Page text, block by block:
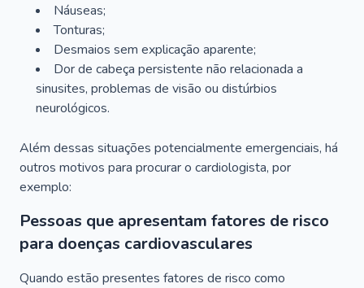
Náuseas;
Tonturas;
Desmaios sem explicação aparente;
Dor de cabeça persistente não relacionada a
sinusites, problemas de visão ou distúrbios
neurológicos.
Além dessas situações potencialmente emergenciais, há
outros motivos para procurar o cardiologista, por
exemplo:
Pessoas que apresentam fatores de risco
para doenças cardiovasculares
Quando estão presentes fatores de risco como